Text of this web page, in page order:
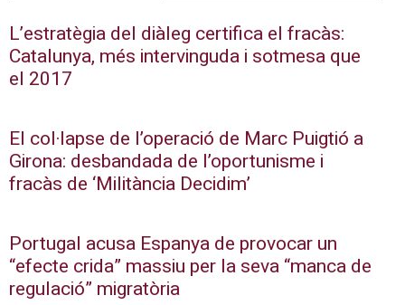
L’estratègia del diàleg certifica el fracàs:
Catalunya, més intervinguda i sotmesa que
el 2017
El col·lapse de l’operació de Marc Puigtió a
Girona: desbandada de l’oportunisme i
fracàs de ‘Militància Decidim’
Portugal acusa Espanya de provocar un
“efecte crida” massiu per la seva “manca de
regulació” migratòria